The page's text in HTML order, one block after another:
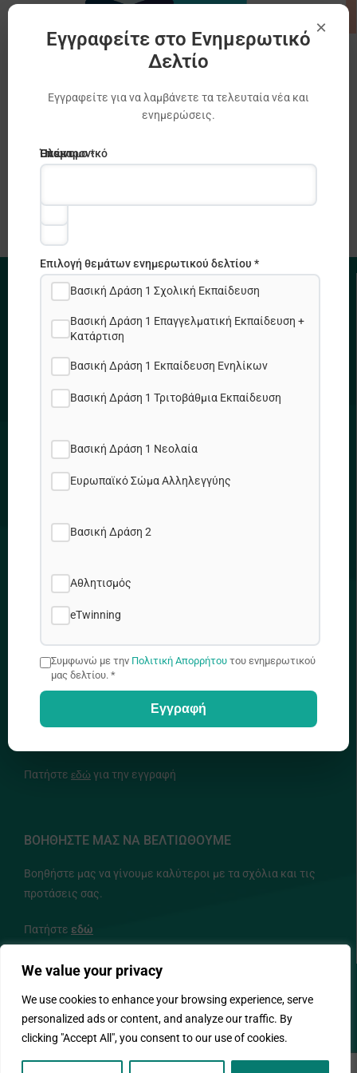
We value your privacy
We use cookies to enhance your browsing experience, serve
personalized ads or content, and analyze our traffic. By
clicking "Accept All", you consent to our use of cookies.
Ευρωπαϊκό Βραβείο Καινοτόμου
Erasmus +
ΧΡΗΣΙΜΟΙ ΣΥΝΔΕΣΜΟΙ
Πολιτική Απορρήτου
Πολιτική Cookies
Χάρτης Ιστοτόπου
Θέσεις εργασίας
ΔΙΕΥΘΥΝΣΗ
Προδρόμου & Δημητρακοπούλου 2, 1090 Λ/σια
Πατήστε εδώ για την εγγραφή
ΒΟΗΘΗΣΤΕ ΜΑΣ ΝΑ ΒΕΛΤΙΩΘΟΥΜΕ
Βοηθήστε μας να γίνουμε καλύτεροι με τα σχόλια και τις
προτάσεις σας.
Πατήστε εδώ
ΑΚΟΛΟΥΘΗΣΤΕ ΜΑΣ
×
Εγγραφείτε στο Ενημερωτικό
Δελτίο
Εγγραφείτε για να λαμβάνετε τα τελευταία νέα και
ενημερώσεις.
Ηλεκτρονικό
Όνομα
Επώνυμο *
Επιλογή θεμάτων ενημερωτικού δελτίου *
Βασική Δράση 1 Σχολική Εκπαίδευση
Βασική Δράση 1 Επαγγελματική Εκπαίδευση +
Κατάρτιση
Βασική Δράση 1 Εκπαίδευση Ενηλίκων
Βασική Δράση 1 Τριτοβάθμια Εκπαίδευση
Βασική Δράση 1 Νεολαία
Ευρωπαϊκό Σώμα Αλληλεγγύης
Βασική Δράση 2
Αθλητισμός
eTwinning
Συμφωνώ με την Πολιτική Απορρήτου του ενημερωτικού
μας δελτίου. *
Εγγραφή